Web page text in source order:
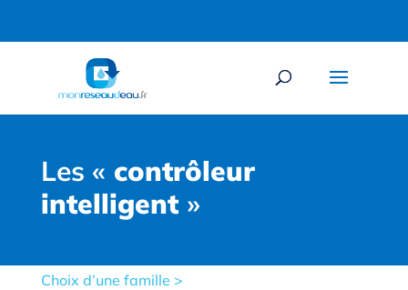
Les « contrôleur
intelligent »
Choix d’une famille >